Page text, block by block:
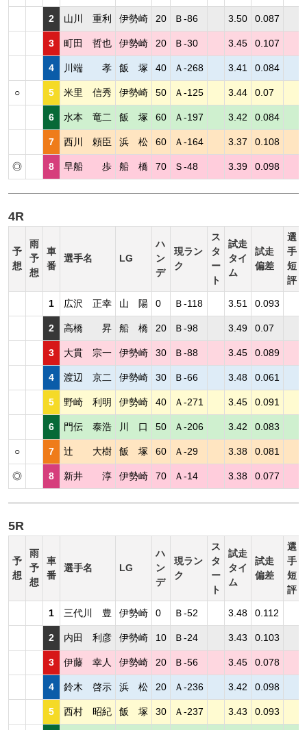
2 山川 重利 伊勢崎 20 Ｂ-86 3.50 0.087
3 町田 哲也 伊勢崎 20 Ｂ-30 3.45 0.107
4 川端 孝 飯 塚 40 Ａ-268 3.41 0.084
○ 5 米里 信秀 伊勢崎 50 Ａ-125 3.44 0.07
6 水本 竜二 飯 塚 60 Ａ-197 3.42 0.084
7 西川 頼臣 浜 松 60 Ａ-164 3.37 0.108
◎ 8 早船 歩 船 橋 70 Ｓ-48 3.39 0.098
4R
予
想
雨
予
想
車
番
選手名 LG
ハ
ン
デ
現ラン
ク
ス
タ
ー
ト
試走
タイ
ム
試走
偏差
選
手
短
評
1 広沢 正幸 山 陽 0 Ｂ-118 3.51 0.093
2 高橋 昇 船 橋 20 Ｂ-98 3.49 0.07
3 大貫 宗一 伊勢崎 30 Ｂ-88 3.45 0.089
4 渡辺 京二 伊勢崎 30 Ｂ-66 3.48 0.061
5 野崎 利明 伊勢崎 40 Ａ-271 3.45 0.091
6 門伝 泰浩 川 口 50 Ａ-206 3.42 0.083
○ 7 辻 大樹 飯 塚 60 Ａ-29 3.38 0.081
◎ 8 新井 淳 伊勢崎 70 Ａ-14 3.38 0.077
5R
予
想
雨
予
想
車
番
選手名 LG
ハ
ン
デ
現ラン
ク
ス
タ
ー
ト
試走
タイ
ム
試走
偏差
選
手
短
評
1 三代川 豊 伊勢崎 0 Ｂ-52 3.48 0.112
2 内田 利彦 伊勢崎 10 Ｂ-24 3.43 0.103
3 伊藤 幸人 伊勢崎 20 Ｂ-56 3.45 0.078
4 鈴木 啓示 浜 松 20 Ａ-236 3.42 0.098
5 西村 昭紀 飯 塚 30 Ａ-237 3.43 0.093